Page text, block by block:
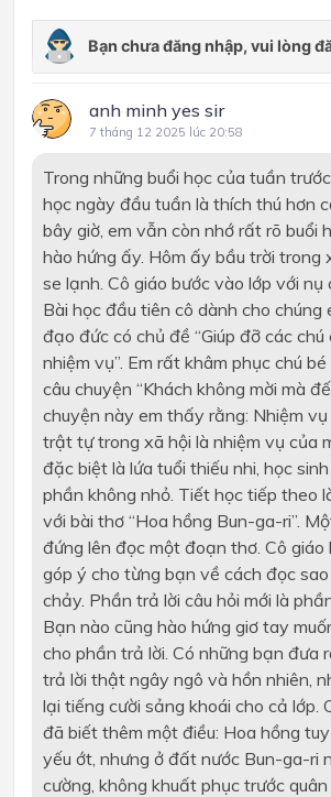
anh minh yes sir
7 tháng 12 2025 lúc 20:58
Trong những buổi học của tuần
học ngày đầu tuần là thích thú hơn
bây giờ, em vẫn còn nhớ rất rõ buổi
hào hứng ấy. Hôm ấy bầu trời trong
se lạnh. Cô giáo bước vào lớp với nụ
Bài học đầu tiên cô dành cho chúng
đạo đức có chủ đề “Giúp đỡ các chú
nhiệm vụ”. Em rất khâm phục chú
câu chuyện “Khách không mời mà
chuyện này em thấy rằng: Nhiệm
trật tự trong xã hội là nhiệm vụ của
đặc biệt là lứa tuổi thiếu nhi, học
phần không nhỏ. Tiết học tiếp theo
với bài thơ “Hoa hồng Bun-ga-ri”.
đứng lên đọc một đoạn thơ. Cô giáo
góp ý cho từng bạn về cách đọc
chảy. Phần trả lời câu hỏi mới là
Bạn nào cũng hào hứng giơ tay
cho phần trả lời. Có những bạn đưa
trả lời thật ngây ngô và hồn nhiên,
lại tiếng cười sảng khoái cho cả lớp.
đã biết thêm một điều: Hoa hồng tuy
yếu ớt, nhưng ở đất nước Bun-ga-ri
cường, không khuất phục trước quân